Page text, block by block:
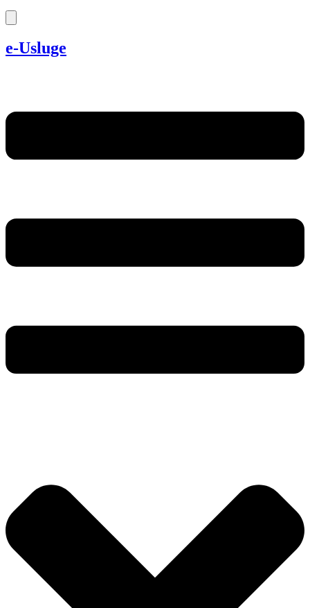
e-Usluge